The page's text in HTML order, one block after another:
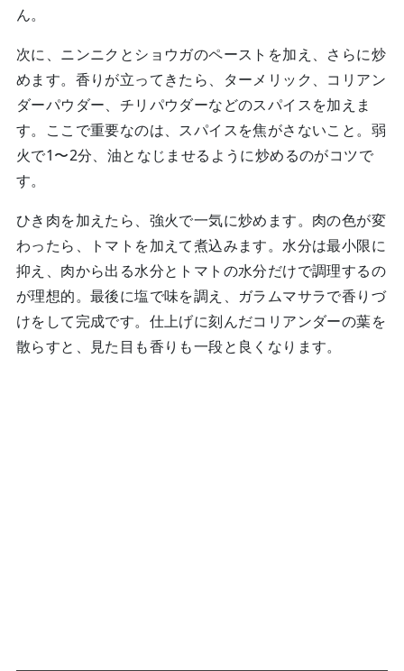
ん。
次に、ニンニクとショウガのペーストを加え、さらに炒
めます。香りが立ってきたら、ターメリック、コリアン
ダーパウダー、チリパウダーなどのスパイスを加えま
す。ここで重要なのは、スパイスを焦がさないこと。弱
火で1〜2分、油となじませるように炒めるのがコツで
す。
ひき肉を加えたら、強火で一気に炒めます。肉の色が変
わったら、トマトを加えて煮込みます。水分は最小限に
抑え、肉から出る水分とトマトの水分だけで調理するの
が理想的。最後に塩で味を調え、ガラムマサラで香りづ
けをして完成です。仕上げに刻んだコリアンダーの葉を
散らすと、見た目も香りも一段と良くなります。